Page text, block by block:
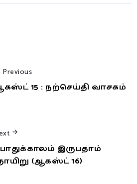
Previous
15 : நற்செய்தி வாசகம்
இருபதாம்
(ஆகஸ்ட் 16)